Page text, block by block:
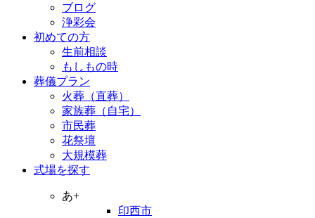
ブログ
浄彩会
初めての方
生前相談
もしもの時
葬儀プラン
火葬（直葬）
家族葬（自宅）
市民葬
花祭壇
大規模葬
式場を探す
あ+
印西市